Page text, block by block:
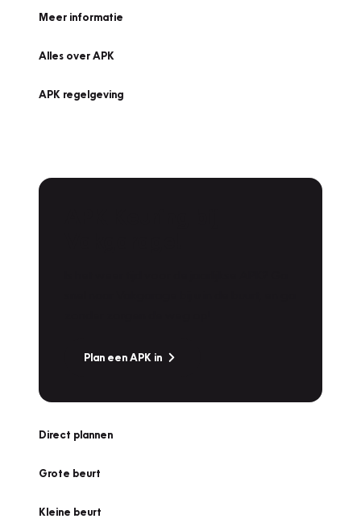
Meer informatie
Alles over APK
APK regelgeving
Plan een APK in
Direct plannen
Grote beurt
Kleine beurt